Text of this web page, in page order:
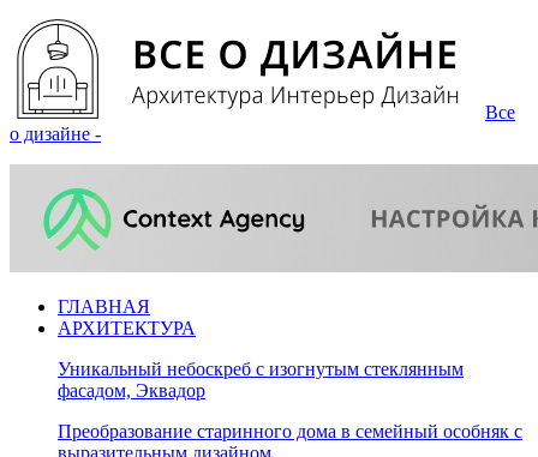
Все
о дизайне -
ГЛАВНАЯ
АРХИТЕКТУРА
Уникальный небоскреб с изогнутым стеклянным
фасадом, Эквадор
Преобразование старинного дома в семейный особняк с
выразительным дизайном